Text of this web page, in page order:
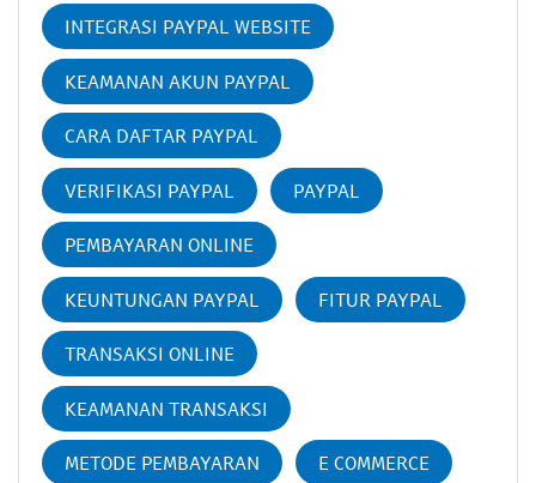
INTEGRASI PAYPAL WEBSITE
KEAMANAN AKUN PAYPAL
CARA DAFTAR PAYPAL
VERIFIKASI PAYPAL PAYPAL
PEMBAYARAN ONLINE
KEUNTUNGAN PAYPAL FITUR PAYPAL
TRANSAKSI ONLINE
KEAMANAN TRANSAKSI
METODE PEMBAYARAN E COMMERCE